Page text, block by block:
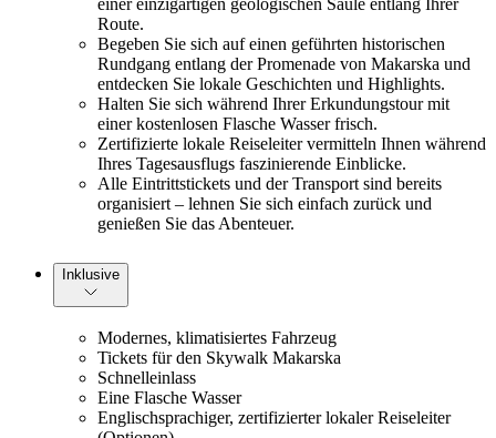
Route.
Begeben Sie sich auf einen geführten historischen
Rundgang entlang der Promenade von Makarska und
entdecken Sie lokale Geschichten und Highlights.
Halten Sie sich während Ihrer Erkundungstour mit
einer kostenlosen Flasche Wasser frisch.
Zertifizierte lokale Reiseleiter vermitteln Ihnen während
Ihres Tagesausflugs faszinierende Einblicke.
Alle Eintrittstickets und der Transport sind bereits
organisiert – lehnen Sie sich einfach zurück und
genießen Sie das Abenteuer.
Inklusive
Modernes, klimatisiertes Fahrzeug
Tickets für den Skywalk Makarska
Schnelleinlass
Eine Flasche Wasser
Englischsprachiger, zertifizierter lokaler Reiseleiter